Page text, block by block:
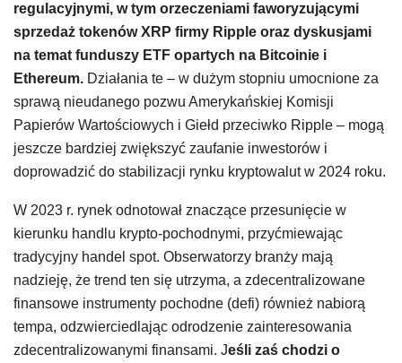
regulacyjnymi, w tym orzeczeniami faworyzującymi
sprzedaż tokenów XRP firmy Ripple oraz dyskusjami
na temat funduszy ETF opartych na Bitcoinie i
Ethereum. Działania te – w dużym stopniu umocnione za
sprawą nieudanego pozwu Amerykańskiej Komisji
Papierów Wartościowych i Giełd przeciwko Ripple – mogą
jeszcze bardziej zwiększyć zaufanie inwestorów i
doprowadzić do stabilizacji rynku kryptowalut w 2024 roku.
W 2023 r. rynek odnotował znaczące przesunięcie w
kierunku handlu krypto-pochodnymi, przyćmiewając
tradycyjny handel spot. Obserwatorzy branży mają
nadzieję, że trend ten się utrzyma, a zdecentralizowane
finansowe instrumenty pochodne (defi) również nabiorą
tempa, odzwierciedlając odrodzenie zainteresowania
zdecentralizowanymi finansami. Jeśli zaś chodzi o